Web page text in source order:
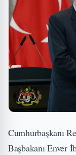
Cumhurbaşkanı
Başbakanı Enver